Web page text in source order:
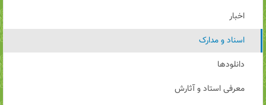
اخبار
اسناد و مدارک
دانلودها
معرفی استاد و آثارش